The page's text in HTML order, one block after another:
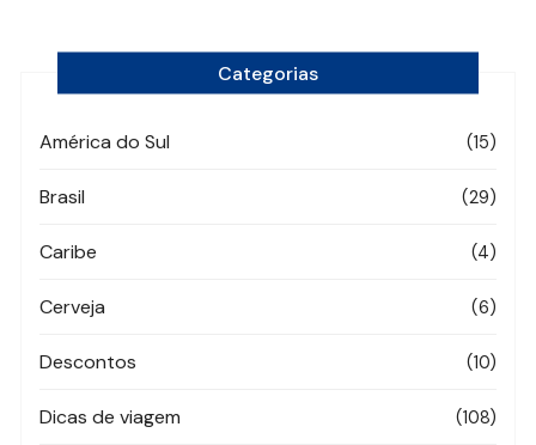
Categorias
América do Sul (15)
Brasil (29)
Caribe (4)
Cerveja (6)
Descontos (10)
Dicas de viagem (108)